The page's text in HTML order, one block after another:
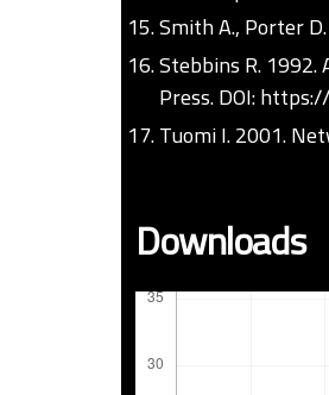
Smith A., Porter
Stebbins R.
Press. DOI:
Tuomi I. 2001.
Downloads